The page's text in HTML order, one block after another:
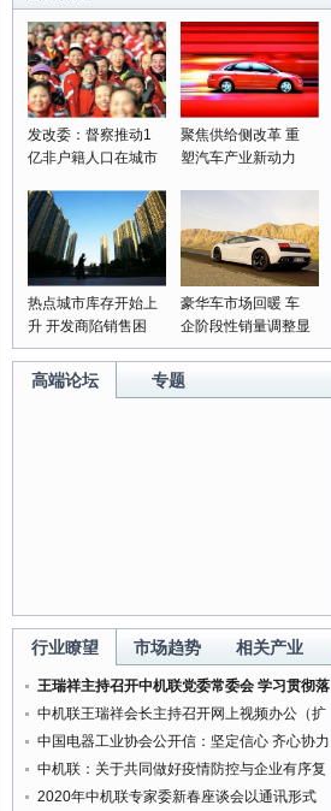
发改委：督察推动1
亿非户籍人口在城市
聚焦供给侧改革 重
塑汽车产业新动力
热点城市库存开始上
升 开发商陷销售困
局
豪华车市场回暖 车
企阶段性销量调整显
成果
高端论坛 专题
行业瞭望 市场趋势 相关产业
王瑞祥主持召开中机联党委常委会 学习贯彻落
实中央精神研究部署有关工作
中机联王瑞祥会长主持召开网上视频办公（扩
大）会
中国电器工业协会公开信：坚定信心 齐心协力
打赢新型肺炎疫情防控阻击战
中机联：关于共同做好疫情防控与企业有序复
工复产服务工作的通知
2020年中机联专家委新春座谈会以通讯形式